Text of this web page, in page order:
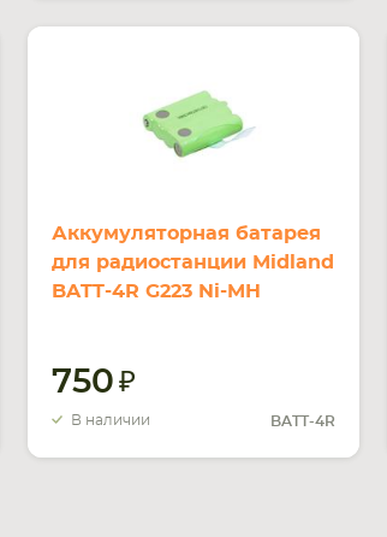
Аккумуляторная батарея
для радиостанции Midland
BATT-4R G223 Ni-MH
750
В наличии BATT-4R